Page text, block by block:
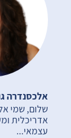
אלכסנדרה
שלום, שמי
אדריכלית
עצמאי...